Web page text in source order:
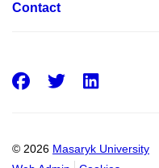
Contact
© 2026 Masaryk University
Facebook
Twitter